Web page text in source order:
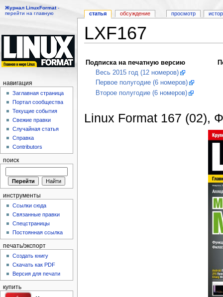
Журнал LinuxFormat-
перейти на главную
LXF167
Подписка на печатную версию
Весь 2015 год (12 номеров)
Первое полугодие (6 номеров)
Второе полугодие (6 номеров)
Linux Format 167 (02),
статья обсуждение просмотр
навигация
Заглавная страница
Портал сообщества
Текущие события
Свежие правки
Случайная статья
Справка
Contributors
поиск
инструменты
Ссылки сюда
Связанные правки
Спецстраницы
Постоянная ссылка
печать/экспорт
Создать книгу
Скачать как PDF
Версия для печати
купить